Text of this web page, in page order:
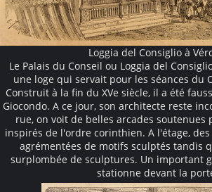
Loggia del Consiglio à
Le Palais du Conseil ou Loggia del
une loge qui servait pour les séances du
Construit à la fin du XVe siècle, il a été
Giocondo. A ce jour, son architecte reste
rue, on voit de belles arcades soutenues
inspirés de l'ordre corinthien. A l'étage,
agrémentées de motifs sculptés tandis
surplombée de sculptures. Un important
stationne devant la